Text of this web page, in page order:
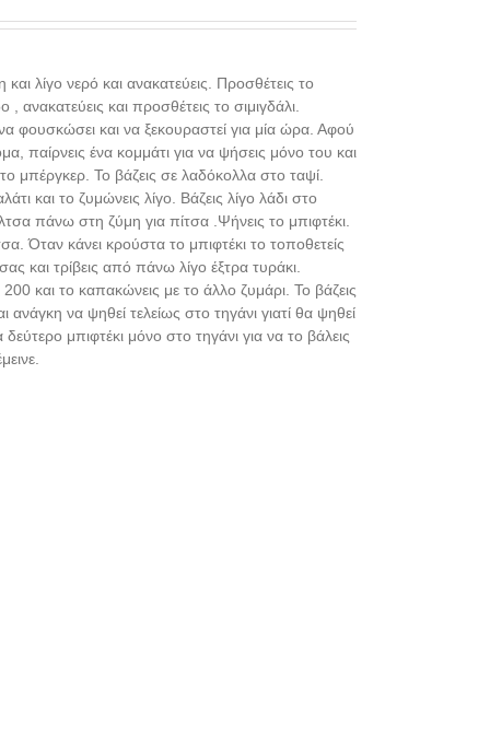
και λίγο νερό και ανακατεύεις. Προσθέτεις το
, ανακατεύεις και προσθέτεις το σιμιγδάλι.
φουσκώσει και να ξεκουραστεί για μία ώρα. Αφού
παίρνεις ένα κομμάτι για να ψήσεις μόνο του και
μπέργκερ. Το βάζεις σε λαδόκολλα στο ταψί.
και το ζυμώνεις λίγο. Βάζεις λίγο λάδι στο
πάνω στη ζύμη για πίτσα .Ψήνεις το μπιφτέκι.
Όταν κάνει κρούστα το μπιφτέκι το τοποθετείς
και τρίβεις από πάνω λίγο έξτρα τυράκι.
και το καπακώνεις με το άλλο ζυμάρι. Το βάζεις
ανάγκη να ψηθεί τελείως στο τηγάνι γιατί θα ψηθεί
μπιφτέκι μόνο στο τηγάνι για να το βάλεις